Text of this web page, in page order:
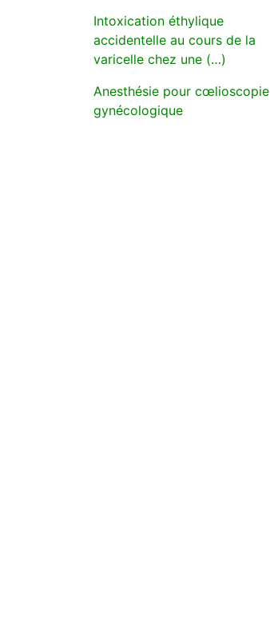
Intoxication éthylique
accidentelle au cours de la
varicelle chez une (…)
Anesthésie pour cœlioscopie
gynécologique